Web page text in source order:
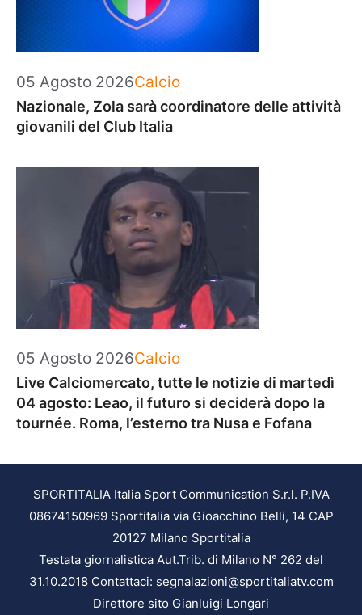
05 Agosto 2026Categorie
Calcio
Nazionale, Zola sarà coordinatore delle attività
giovanili del Club Italia
05 Agosto 2026Categorie
Calcio
Live Calciomercato, tutte le notizie di martedì
04 agosto: Leao, il futuro si deciderà dopo la
tournée. Roma, l’esterno tra Nusa e Fofana
SPORTITALIA Italia Sport Communication S.r.l. P.IVA
08674150969 Sportitalia via Gioacchino Belli, 14 CAP
20127 Milano Sportitalia
Testata giornalistica Aut.Trib. di Milano N° 262 del
31.10.2018 Contattaci: segnalazioni@sportitaliatv.com
Direttore sito Gianluigi Longari